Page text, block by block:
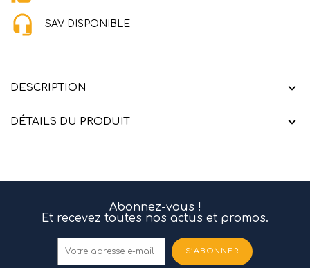
SAV DISPONIBLE
DESCRIPTION
DÉTAILS DU PRODUIT
Abonnez-vous !
Et recevez toutes nos actus et promos.
S’ABONNER